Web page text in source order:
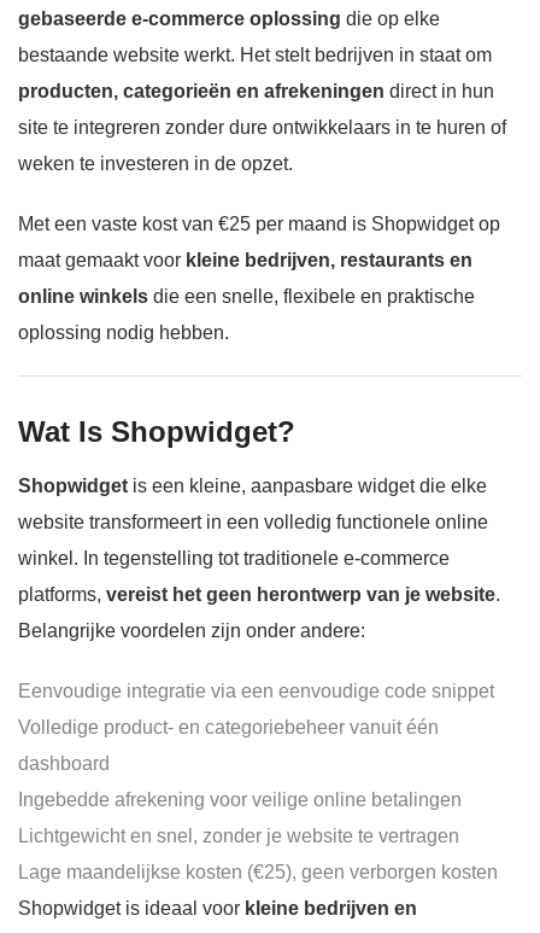
gebaseerde e-commerce oplossing die op elke
bestaande website werkt. Het stelt bedrijven in staat om
producten, categorieën en afrekeningen direct in hun
site te integreren zonder dure ontwikkelaars in te huren of
weken te investeren in de opzet.
Met een vaste kost van €25 per maand is Shopwidget op
maat gemaakt voor kleine bedrijven, restaurants en
online winkels die een snelle, flexibele en praktische
oplossing nodig hebben.
Wat Is Shopwidget?
Shopwidget is een kleine, aanpasbare widget die elke
website transformeert in een volledig functionele online
winkel. In tegenstelling tot traditionele e-commerce
platforms, vereist het geen herontwerp van je website.
Belangrijke voordelen zijn onder andere:
Eenvoudige integratie via een eenvoudige code snippet
Volledige product- en categoriebeheer vanuit één
dashboard
Ingebedde afrekening voor veilige online betalingen
Lichtgewicht en snel, zonder je website te vertragen
Lage maandelijkse kosten (€25), geen verborgen kosten
Shopwidget is ideaal voor kleine bedrijven en